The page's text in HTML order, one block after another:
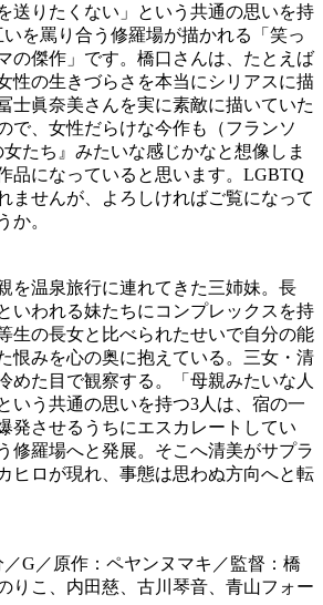
送りたくない」という共通の思いを持
を罵り合う修羅場が描かれる「笑っ
の傑作」です。橋口さんは、たとえば
性の生きづらさを本当にシリアスに描
士眞奈美さんを実に素敵に描いていた
で、女性だらけな今作も（フランソ
たち』みたいな感じかなと想像しま
品になっていると思います。LGBTQ
ませんが、よろしければご覧になって
か。
を温泉旅行に連れてきた三姉妹。長
いわれる妹たちにコンプレックスを持
生の長女と比べられたせいで自分の能
恨みを心の奥に抱えている。三女・清
めた目で観察する。「母親みたいな人
いう共通の思いを持つ3人は、宿の一
発させるうちにエスカレートしてい
修羅場へと発展。そこへ清美がサプラ
ヒロが現れ、事態は思わぬ方向へと転
／G／原作：ペヤンヌマキ／監督：橋
りこ、内田慈、古川琴音、青山フォー